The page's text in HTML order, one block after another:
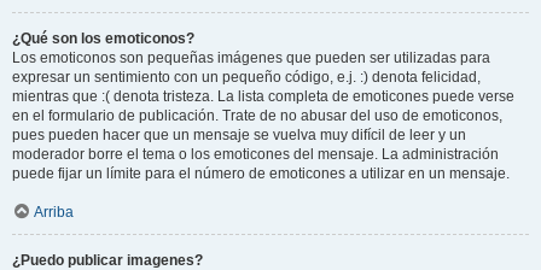
¿Qué son los emoticonos?
Los emoticonos son pequeñas imágenes que pueden ser utilizadas para
expresar un sentimiento con un pequeño código, e.j. :) denota felicidad,
mientras que :( denota tristeza. La lista completa de emoticones puede verse
en el formulario de publicación. Trate de no abusar del uso de emoticonos,
pues pueden hacer que un mensaje se vuelva muy difícil de leer y un
moderador borre el tema o los emoticones del mensaje. La administración
puede fijar un límite para el número de emoticones a utilizar en un mensaje.
Arriba
¿Puedo publicar imagenes?